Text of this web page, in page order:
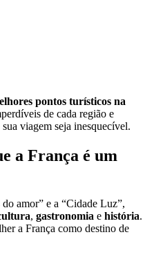
pontos turísticos na
de cada região e
viagem seja inesquecível.
a França é um
amor” e a “Cidade Luz”,
, gastronomia e história.
a França como destino de